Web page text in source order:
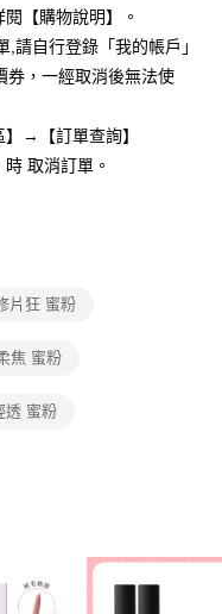
將交易相關給付款項請求債
：
護人之同意方可使用
損失，本公司不負相關責
號之用戶狀況，依本公司即
額度並採取法律行動。
查看運費
【購物說明】。
請自行登錄「我的帳戶」
券，一經取消後無法使
→【訂單查詢】
取消訂單。
片狂 蜜粉
焦 蜜粉
透 蜜粉